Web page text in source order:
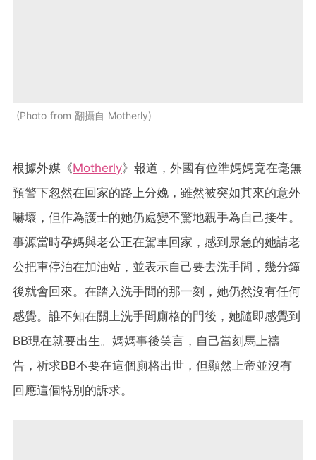
Photo from 翻攝自 Motherly
根據外媒《Motherly》報道，外國有位準媽媽竟在毫無
預警下忽然在回家的路上分娩，雖然被突如其來的意外
嚇壞，但作為護士的她仍處變不驚地親手為自己接生。
事源當時孕媽與老公正在駕車回家，感到尿急的她請老
公把車停泊在加油站，並表示自己要去洗手間，幾分鐘
後就會回來。在踏入洗手間的那一刻，她仍然沒有任何
感覺。誰不知在關上洗手間廁格的門後，她隨即感覺到
BB現在就要出生。媽媽事後笑言，自己當刻馬上禱
告，祈求BB不要在這個廁格出世，但顯然上帝並沒有
回應這個特別的訴求。